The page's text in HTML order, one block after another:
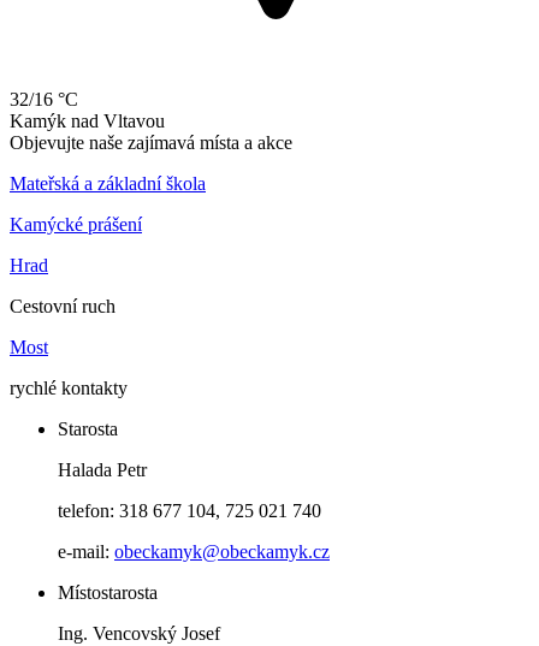
32/16 °C
Kamýk nad Vltavou
Objevujte naše zajímavá místa a akce
Mateřská a základní škola
Kamýcké prášení
Hrad
Cestovní ruch
Most
rychlé kontakty
Starosta
Halada Petr
telefon: 318 677 104, 725 021 740
e-mail: obeckamyk@obeckamyk.cz
Místostarosta
Ing. Vencovský Josef